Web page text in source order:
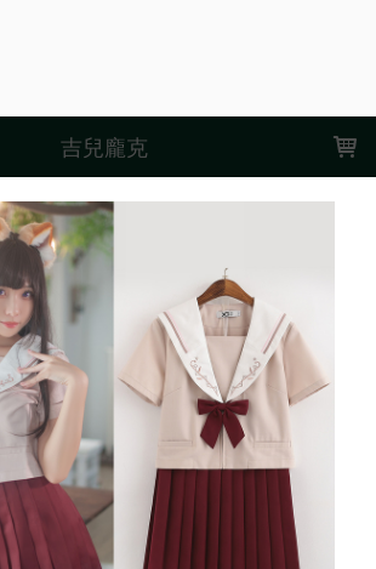
吉兒龐克